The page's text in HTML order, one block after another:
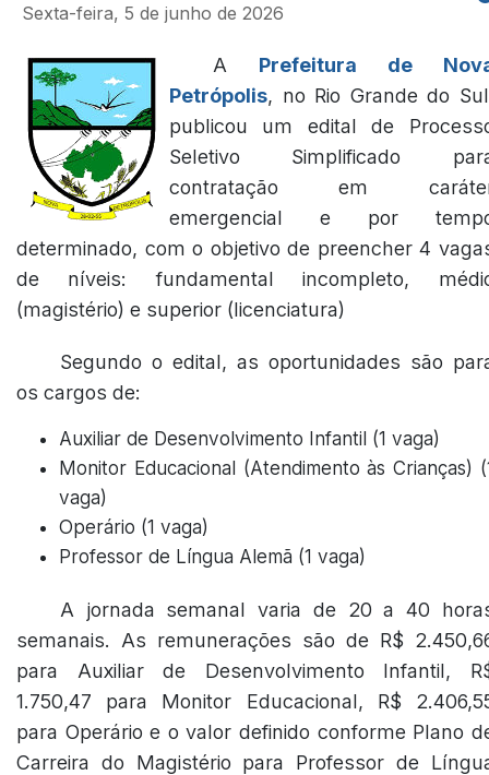
Sexta-feira, 5 de junho de 2026
A Prefeitura de
Petrópolis, no Rio Grande do
publicou um edital de
Seletivo Simplificado
contratação em
emergencial e por
determinado, com o objetivo de preencher 4
de níveis: fundamental incompleto,
(magistério) e superior (licenciatura)
Segundo o edital, as oportunidades são
os cargos de:
Auxiliar de Desenvolvimento Infantil (1 vaga)
Monitor Educacional (Atendimento às Crianças)
vaga)
Operário (1 vaga)
Professor de Língua Alemã (1 vaga)
A jornada semanal varia de 20 a 40
semanais. As remunerações são de R$
para Auxiliar de Desenvolvimento Infantil,
1.750,47 para Monitor Educacional, R$
para Operário e o valor definido conforme Plano
Carreira do Magistério para Professor de